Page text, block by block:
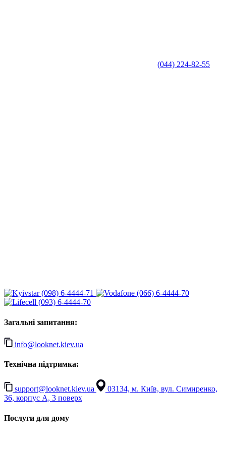
(044) 224-82-55
(098) 6-4444-71
(066) 6-4444-70
(093) 6-4444-70
Загальні запитання:
info@looknet.kiev.ua
Технічна підтримка:
support@looknet.kiev.ua
03134, м. Київ, вул. Симиренко,
36, корпус А, 3 поверх
Послуги для дому